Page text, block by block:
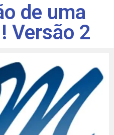
de uma
Versão 2